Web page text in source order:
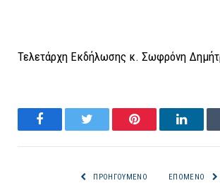
Τελετάρχη Εκδήλωσης κ. Σωφρόνη
FacebookTwitter Pinterest
ΠΡΟΗΓΟΎΜΕΝΟ ΕΠΌΜΕΝΟ